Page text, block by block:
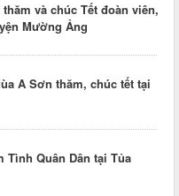
và chúc Tết đoàn viên,
Mường Ảng
A Sơn thăm, chúc tết tại
Tình Quân Dân tại Tủa